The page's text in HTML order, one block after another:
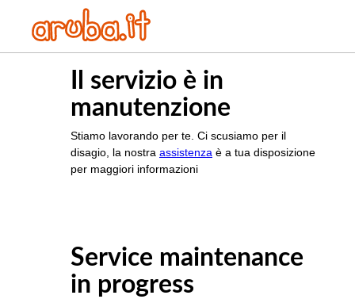
Il servizio è in
manutenzione
Stiamo lavorando per te. Ci scusiamo per il
disagio, la nostra assistenza è a tua disposizione
per maggiori informazioni
Service maintenance
in progress